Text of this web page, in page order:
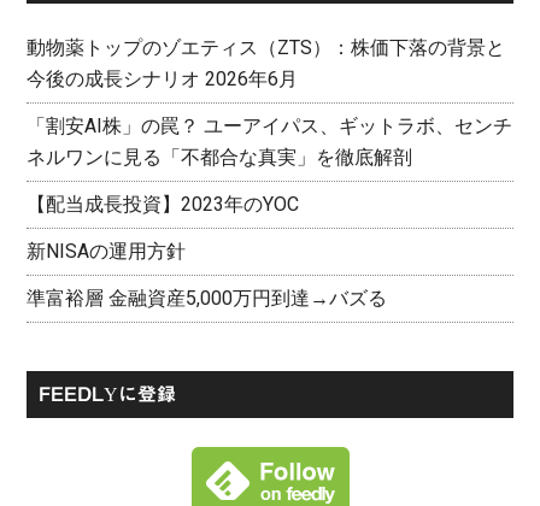
動物薬トップのゾエティス（ZTS）：株価下落の背景と
今後の成長シナリオ 2026年6月
「割安AI株」の罠？ ユーアイパス、ギットラボ、センチ
ネルワンに見る「不都合な真実」を徹底解剖
【配当成長投資】2023年のYOC
新NISAの運用方針
準富裕層 金融資産5,000万円到達→バズる
FEEDLYに登録